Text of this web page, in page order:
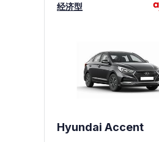
经济型
Hyundai Accent